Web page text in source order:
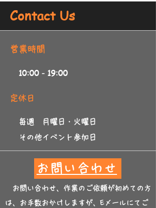
Contact Us
​営業時間
10:00 - 19:00
​定休日
毎週 月曜日・火曜日
​その他イベント参加日
お問い合わせ
お問い合わせ、作業のご依頼が初めての方
は、お手数おかけしますが、Eメールにてご